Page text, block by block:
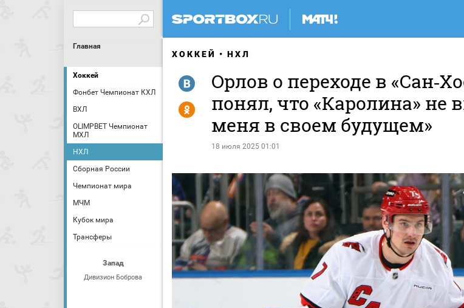
Главная
Хоккей
Фонбет Чемпионат КХЛ
ВХЛ
OLIMPBET Чемпионат
МХЛ
НХЛ
Сборная России
Чемпионат мира
МЧМ
Кубок мира
Трансферы
Запад
Дивизион Боброва
ХОККЕЙ НХЛ
Орлов о переходе в
понял, что «Каролина» не
меня в своем будущем»
18 июля 2025 01:01
R
Y